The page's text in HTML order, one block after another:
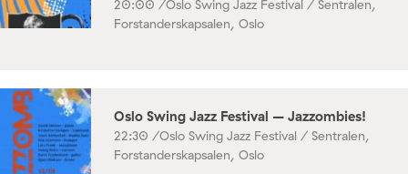
20:00 /Oslo Swing Jazz Festival / Sentralen,
Forstanderskapsalen, Oslo
Oslo Swing Jazz Festival – Jazzombies!
22:30 /Oslo Swing Jazz Festival / Sentralen,
Forstanderskapsalen, Oslo